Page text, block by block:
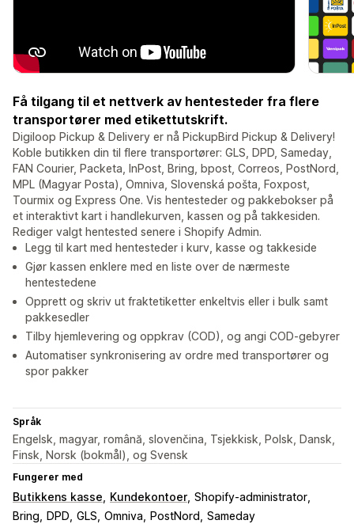
Få tilgang til et nettverk av hentesteder fra flere
transportører med etikettutskrift.
Digiloop Pickup & Delivery er nå PickupBird Pickup & Delivery!
Koble butikken din til flere transportører: GLS, DPD, Sameday,
FAN Courier, Packeta, InPost, Bring, bpost, Correos, PostNord,
MPL (Magyar Posta), Omniva, Slovenská pošta, Foxpost,
Tourmix og Express One. Vis hentesteder og pakkebokser på
et interaktivt kart i handlekurven, kassen og på takkesiden.
Rediger valgt hentested senere i Shopify Admin.
Legg til kart med hentesteder i kurv, kasse og takkeside
Gjør kassen enklere med en liste over de nærmeste
hentestedene
Opprett og skriv ut fraktetiketter enkeltvis eller i bulk samt
pakkesedler
Tilby hjemlevering og oppkrav (COD), og angi COD-gebyrer
Automatiser synkronisering av ordre med transportører og
spor pakker
Språk
Engelsk, magyar, română, slovenčina, Tsjekkisk, Polsk, Dansk,
Finsk, Norsk (bokmål), og Svensk
Fungerer med
Butikkens kasse Kundekontoer Shopify-administrator
Bring
DPD GLS Omniva PostNord Sameday